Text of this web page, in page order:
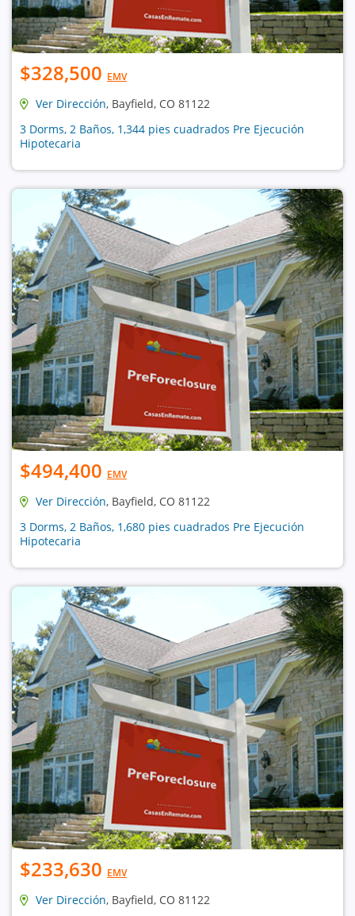
$328,500 EMV
Ver Dirección, Bayfield, CO 81122
3 Dorms, 2 Baños, 1,344 pies cuadrados Pre Ejecución
Hipotecaria
$494,400 EMV
Ver Dirección, Bayfield, CO 81122
3 Dorms, 2 Baños, 1,680 pies cuadrados Pre Ejecución
Hipotecaria
$233,630 EMV
Ver Dirección, Bayfield, CO 81122